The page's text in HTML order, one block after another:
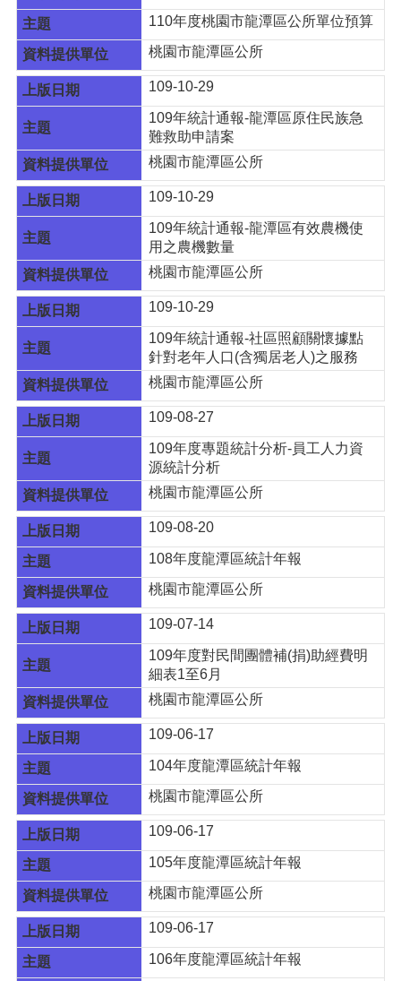
關
資
料
首
網
導
覽
市
政
信
箱
常
見
問
答
園
市
政
府
E
i
隱
私
權
政
策
政
府
網
站
資
料
開
宣
告
110年度桃園市龍潭區公所單位預算
桃園市龍潭區公所
109-10-29
109年統計通報-龍潭區原住民族急
難救助申請案
桃園市龍潭區公所
109-10-29
109年統計通報-龍潭區有效農機使
用之農機數量
桃園市龍潭區公所
109-10-29
109年統計通報-社區照顧關懷據點
針對老年人口(含獨居老人)之服務
桃園市龍潭區公所
109-08-27
109年度專題統計分析-員工人力資
源統計分析
桃園市龍潭區公所
109-08-20
108年度龍潭區統計年報
桃園市龍潭區公所
109-07-14
109年度對民間團體補(捐)助經費明
細表1至6月
桃園市龍潭區公所
109-06-17
104年度龍潭區統計年報
桃園市龍潭區公所
109-06-17
105年度龍潭區統計年報
桃園市龍潭區公所
109-06-17
106年度龍潭區統計年報